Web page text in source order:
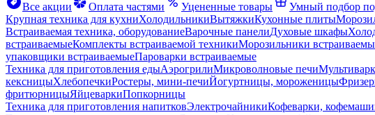
Все акции
Оплата частями Уцененные товары Умный подбор
Крупная техника для кухниХолодильникиВытяжкиКухонные плиты
Встраиваемая техника, оборудованиеВарочные панелиДуховые шкафы
встраиваемыеКомплекты встраиваемой техникиМорозильники
упаковщики встраиваемыеПароварки встраиваемые
Техника для приготовления едыАэрогрилиМикроволновые печи
кексницыХлебопечкиРостеры, мини-печиЙогуртницы, мороженицы
фритюрницыЯйцеваркиПопкорницы
Техника для приготовления напитковЭлектрочайникиКофеварки,